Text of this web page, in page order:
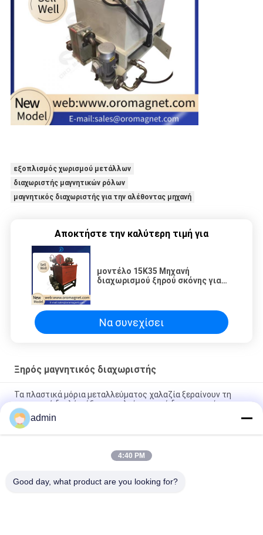
εξοπλισμός χωρισμού μετάλλων
διαχωριστής μαγνητικών ρόλων
μαγνητικός διαχωριστής για την αλέθοντας μηχανή
Αποκτήστε την καλύτερη τιμή για
μοντέλο 15K35 Μηχανή
διαχωρισμού ξηρού σκόνης για
Να συνεχίσει
Ξηρός μαγνητικός διαχωριστής
Τα πλαστικά μόρια μεταλλεύματος χαλαζία ξεραίνουν τη
μαγνητική διπλή ψύξη πετρελαίου νερού διαχωριστών
2.5Τ ξηρός βιομηχανικός μαγνητικός διαχωριστής υψηλής
έντασης για σκόνη λεπτού μετάλλου
Σκονών υψηλής έντασης μαγνητικός διαχωριστών μόνος
admin
4:40 PM
Good day, what product are you looking for?